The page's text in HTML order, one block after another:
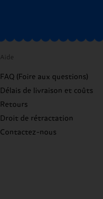
Aide
FAQ (Foire aux questions)
Délais de livraison et coûts
Retours
Droit de rétractation
Contactez-nous